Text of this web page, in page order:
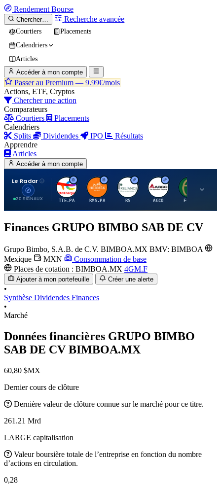
Rendement Bourse
Chercher… Recherche avancée
Courtiers
Placements
Calendriers
Articles
Accéder à mon compte
Passer au Premium — 9.99€/mois
Actions, ETF, Cryptos
Chercher une action
Comparateurs
Courtiers
Placements
Calendriers
Splits
Dividendes IPO
Résultats
Apprendre
Articles
Accéder à mon compte
Le Radar
20 SIGNAUX
T
TTE.PA
H
RMS.PA
R
RS
A
AGCO FCFS
Finances GRUPO BIMBO SAB DE CV
Grupo Bimbo, S.A.B. de C.V. BIMBOA.MX BMV: BIMBOA
Mexique
MXN
Consommation de base
Places de cotation : BIMBOA.MX 4GM.F
Ajouter à mon portefeuille Créer une alerte
•
Synthèse Dividendes Finances
•
Marché
Données financières GRUPO BIMBO
SAB DE CV BIMBOA.MX
60,80 $MX
Dernier cours de clôture
Dernière valeur de clôture connue sur le marché pour ce titre.
261.21 Mrd
LARGE capitalisation
Valeur boursière totale de l’entreprise en fonction du nombre
d’actions en circulation.
0,28